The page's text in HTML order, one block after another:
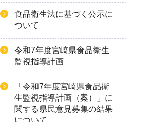
食品衛生法に基づく公示に
ついて
令和7年度宮崎県食品衛生
監視指導計画
「令和7年度宮崎県食品衛
生監視指導計画（案）」に
関する県民意見募集の結果
について